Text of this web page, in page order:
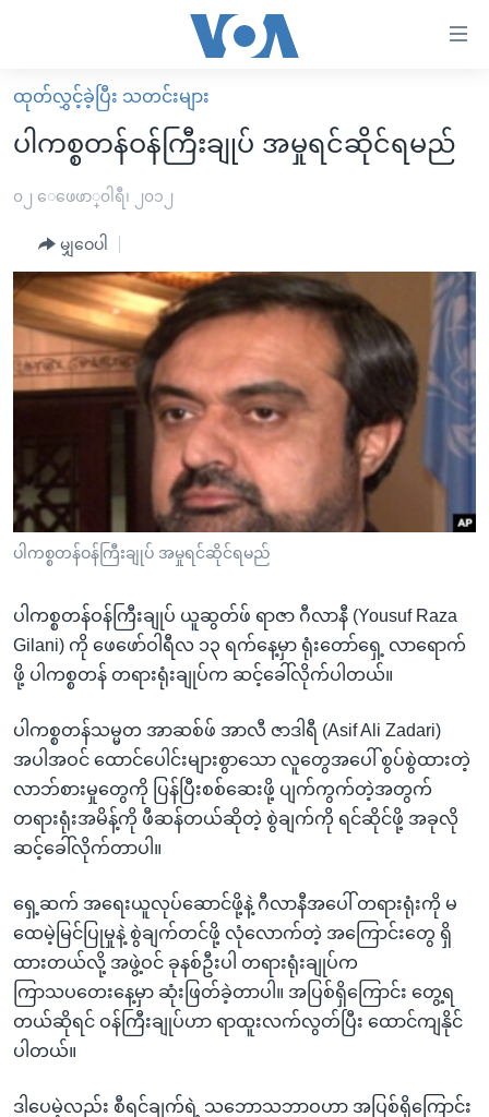
လွယ်ကူ
စေ
Link
များ
ပင်မ
အကြောင်းအရာ
ကျော်
ညွန်း
စာမျက်နှာ
ကျော်
ကြည့်
ရန်
ရန်
နေရာ
သို့
ကျော်
ရန်
မူလစာမျက်နှာ
မြန်မာ
ကမ္ဘာ့သတင်းများ
နိုင်ငံတကာ
အမေရိကန်
တရုတ်
အစ္စရေး-ပါလက်စတိုင်း
သတင်းလွတ်လပ်ခွင့်
ရပ်ဝန်းတခု လမ်းတခု အလွန်
အင်္ဂလိပ်စာလေ့လာမယ်
အမေရိကန်သုံးအီဒီယံ
မကြေးမုံရဲ့ အင်္ဂလိပ်စာ
ရုပ်ရှင်ထဲက အင်္ဂလိပ်စာ
သုတပဒေသာ အင်္ဂလိပ်စာ
အပတ်စဉ်ကဏ္ဍများ
တီဗွီ
ရေဒီယိုနှင့်ရုပ်သံ အချက်အလက်များ
ရေဒီယို/တီဗွီအစီအစဉ်
Learning English
ဘာသာစကားများ
ထုတ်လွှင့်ခဲ့ပြီး သတင်းများ
ပါကစ္စတန်ဝန်ကြီးချုပ် အမှုရင်ဆိုင်ရမည်
၀၂ ေဖေဖာ္၀ါရီ၊ ၂၀၁၂
မျှဝေပါ
ပါကစ္စတန်ဝန်ကြီးချုပ် အမှုရင်ဆိုင်ရမည်
ပါကစ္စတန်ဝန်ကြီးချုပ် ယူဆွတ်ဖ် ရာဇာ ဂီလာနီ (Yousuf Raza
Gilani) ကို ဖေဖော်ဝါရီလ ၁၃ ရက်နေ့မှာ ရုံးတော်ရှေ့ လာရောက်
ဖို့ ပါကစ္စတန် တရားရုံးချုပ်က ဆင့်ခေါ်လိုက်ပါတယ်။
ပါကစ္စတန်သမ္မတ အာဆစ်ဖ် အာလီ ဇာဒါရီ (Asif Ali Zadari)
အပါအဝင် ထောင်ပေါင်းများစွာသော လူတွေအပေါ် စွပ်စွဲထားတဲ့
လာဘ်စားမှုတွေကို ပြန်ပြီးစစ်ဆေးဖို့ ပျက်ကွက်တဲ့အတွက်
တရားရုံးအမိန့်ကို ဖီဆန်တယ်ဆိုတဲ့ စွဲချက်ကို ရင်ဆိုင်ဖို့ အခုလို
ဆင့်ခေါ်လိုက်တာပါ။
ရှေ့ဆက် အရေးယူလုပ်ဆောင်ဖို့နဲ့ ဂီလာနီအပေါ် တရားရုံးကို မ
ထေမဲ့မြင်ပြုမှုနဲ့ စွဲချက်တင်ဖို့ လုံလောက်တဲ့ အကြောင်းတွေ ရှိ
ထားတယ်လို့ အဖွဲ့ဝင် ခုနစ်ဦးပါ တရားရုံးချုပ်က
ကြာသပတေးနေ့မှာ ဆုံးဖြတ်ခဲ့တာပါ။ အပြစ်ရှိကြောင်း တွေ့ရ
တယ်ဆိုရင် ဝန်ကြီးချုပ်ဟာ ရာထူးလက်လွတ်ပြီး ထောင်ကျနိုင်
ပါတယ်။
ဒါပေမဲ့လည်း စီရင်ချက်ရဲ့ သဘောသဘာဝဟာ အပြစ်ရှိကြောင်း